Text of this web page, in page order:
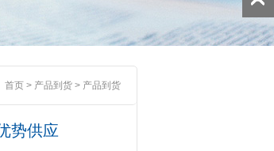
首页 > 产品到货 > 产品到货
势供应